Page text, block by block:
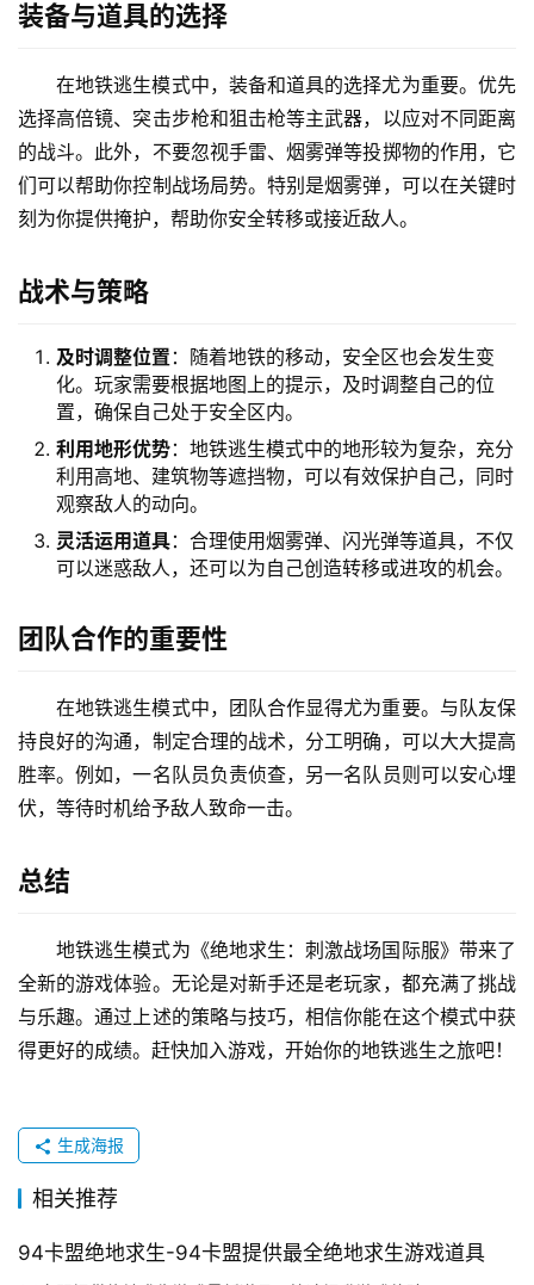
装备与道具的选择
在地铁逃生模式中，装备和道具的选择尤为重要。优先
选择高倍镜、突击步枪和狙击枪等主武器，以应对不同距离
的战斗。此外，不要忽视手雷、烟雾弹等投掷物的作用，它
们可以帮助你控制战场局势。特别是烟雾弹，可以在关键时
刻为你提供掩护，帮助你安全转移或接近敌人。
战术与策略
及时调整位置 ：随着地铁的移动，安全区也会发生变
化。玩家需要根据地图上的提示，及时调整自己的位
置，确保自己处于安全区内。
利用地形优势：地铁逃生模式中的地形较为复杂，充分
利用高地、建筑物等遮挡物，可以有效保护自己，同时
观察敌人的动向。
灵活运用道具：合理使用烟雾弹、闪光弹等道具，不仅
可以迷惑敌人，还可以为自己创造转移或进攻的机会。
团队合作的重要性
在地铁逃生模式中，团队合作显得尤为重要。与队友保
持良好的沟通，制定合理的战术，分工明确，可以大大提高
胜率。例如，一名队员负责侦查，另一名队员则可以安心埋
伏，等待时机给予敌人致命一击。
总结
地铁逃生模式为《绝地求生：刺激战场国际服》带来了
全新的游戏体验。无论是对新手还是老玩家，都充满了挑战
与乐趣。通过上述的策略与技巧，相信你能在这个模式中获
得更好的成绩。赶快加入游戏，开始你的地铁逃生之旅吧！
生成海报
相关推荐
94卡盟绝地求生-94卡盟提供最全绝地求生游戏道具